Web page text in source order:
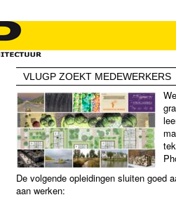
VLUGP ZOEKT MEDEWERKERS
De volgende opleidingen sluiten goed
aan werken: